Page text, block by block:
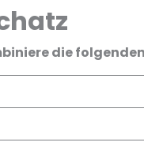
die